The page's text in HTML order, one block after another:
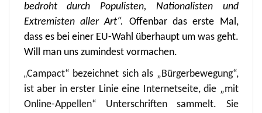
bedroht durch Populisten, Nationalisten und
Extremisten aller Art“.
Offenbar das erste Mal,
dass es bei einer EU-Wahl überhaupt um was geht.
Will man uns zumindest vormachen.
„Campact“ bezeichnet sich als „Bürgerbewegung“,
ist aber in erster Linie eine Internetseite, die „mit
Online-Appellen“ Unterschriften sammelt. Sie